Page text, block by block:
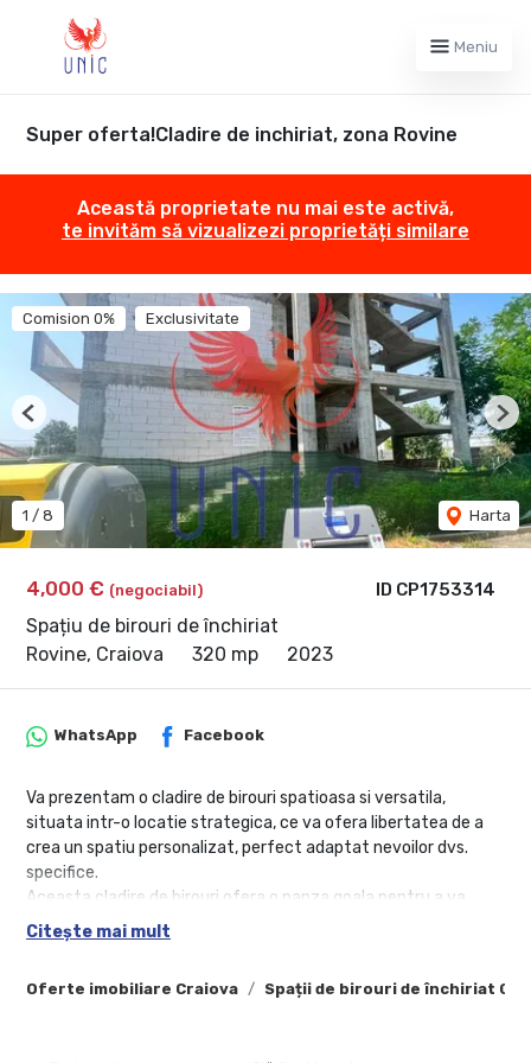
Meniu
Super oferta!Cladire de inchiriat, zona Rovine
Această proprietate nu mai este activă,
te invităm să vizualizezi proprietăți similare
ID CP1753314
4,000 € (negociabil)
Spațiu de birouri de închiriat
Rovine, Craiova
320 mp 2023
Comision 0% Exclusivitate
1 / 8 Harta
Previous
Oferte imobiliare Craiova Spații de birouri de închiriat
WhatsApp Facebook
Va prezentam o cladire de birouri spatioasa si versatila,
situata intr-o locatie strategica, ce va ofera libertatea de a
crea un spatiu personalizat, perfect adaptat nevoilor dvs.
specifice.
Aceasta cladire de birouri ofera o panza goala pentru a va
transforma visele în realitate. Cu o suprafata generoasa si
numeroase posibilitati de amenajare, puteti crea spatii
medicale moderne. Ferestrele mari asigura iluminare naturala
Citește mai mult